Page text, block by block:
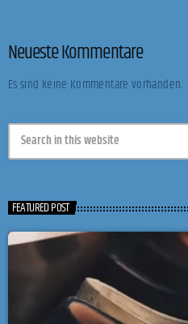
Neueste Kommentare
Es sind keine Kommentare vorhanden.
FEATURED POST